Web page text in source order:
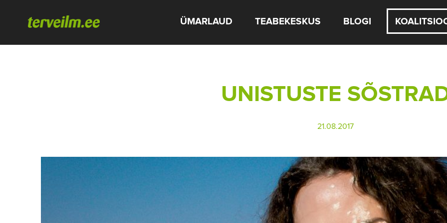
ÜMARLAUD TEABEKESKUS BLOGI
UNISTUSTE
21.08.2017